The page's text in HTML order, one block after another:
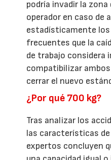
podría invadir la zona
operador en caso de
estadísticamente
frecuentes que la
de trabajo considera
compatibilizar
cerrar el nuevo
¿Por qué 700 kg?
Tras analizar los
las características
expertos concluyen